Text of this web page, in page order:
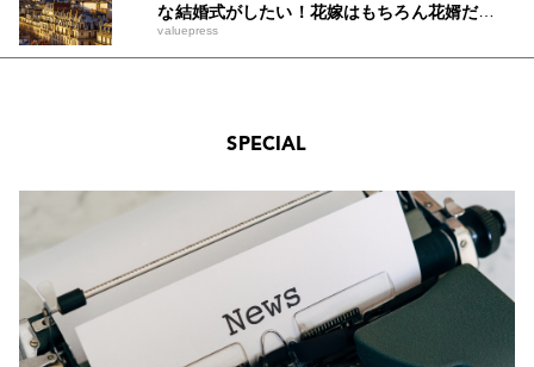
な結婚式がしたい！花嫁はもちろん花婿だっ
て輝けるウェディング！「男が仕切る結婚
式。パリ篇」を1月31日よりスタート
valuepress
SPECIAL